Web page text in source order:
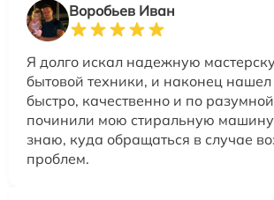
Воробьев Иван
Я долго искал надежную
бытовой техники, и наконец
быстро, качественно и по
починили мою стиральную
знаю, куда обращаться в случае
проблем.